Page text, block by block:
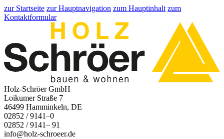
zur Startseite zur Hauptnavigation zum Hauptinhalt zum
Kontaktformular
Holz-Schröer GmbH
Loikumer Straße 7
46499 Hamminkeln, DE
02852 / 9141–0
02852 / 9141– 91
info@holz-schroeer.de